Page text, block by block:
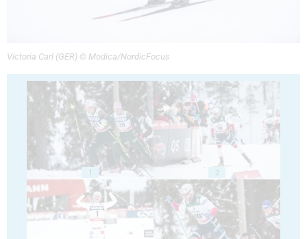
Victoria Carl (GER) © Modica/NordicFocus
1 2